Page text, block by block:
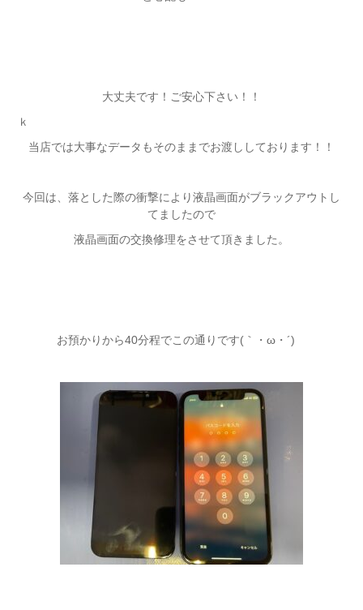
大丈夫です！ご安心下さい！！
ｋ
当店では大事なデータもそのままでお渡ししております！！
今回は、落とした際の衝撃により液晶画面がブラックアウトし
てましたので
液晶画面の交換修理をさせて頂きました。
お預かりから40分程でこの通りです(｀・ω・´)ゞ